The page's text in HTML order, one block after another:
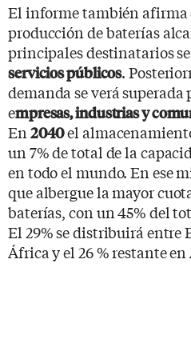
El informe también afirma
producción de baterías
principales destinatarios
servicios públicos.
demanda se verá
empresas, industrias y
En 2040el
un 7% de total de la
en todo el mundo. En ese
que albergue la mayor
baterías, con un 45% del
El 29% se distribuirá entre
África y el 26 % restante